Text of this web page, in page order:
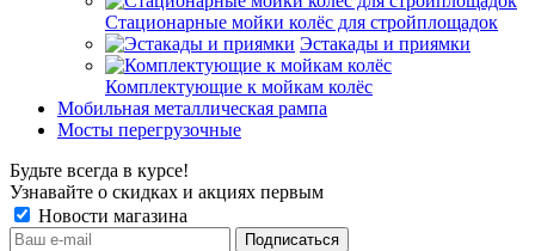
Стационарные мойки колёс для стройплощадок
Эстакады и приямки
Комплектующие к мойкам колёс
Мобильная металлическая рампа
Мосты перегрузочные
Будьте всегда в курсе!
Узнавайте о скидках и акциях первым
Новости магазина